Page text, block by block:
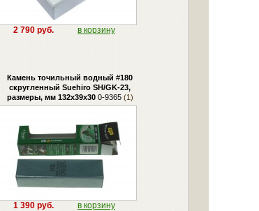
2 790 руб. в корзину
Камень точильный водный #180
скругленный Suehiro SH/GK-23,
размеры, мм 132х39х300-9365(1)
1 390 руб. в корзину